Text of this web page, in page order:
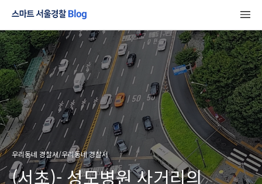
우리동네 경찰서/우리동네 경찰서
(서초)- 성모병원 사거리의